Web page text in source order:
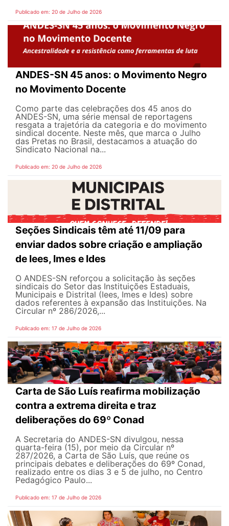
Publicado em: 20 de Julho de 2026
ANDES-SN 45 anos: o Movimento Negro
no Movimento Docente
Como parte das celebrações dos 45 anos do
ANDES-SN, uma série mensal de reportagens
resgata a trajetória da categoria e do movimento
sindical docente. Neste mês, que marca o Julho
das Pretas no Brasil, destacamos a atuação do
Sindicato Nacional na...
Publicado em: 20 de Julho de 2026
Seções Sindicais têm até 11/09 para
enviar dados sobre criação e ampliação
de Iees, Imes e Ides
O ANDES-SN reforçou a solicitação às seções
sindicais do Setor das Instituições Estaduais,
Municipais e Distrital (Iees, Imes e Ides) sobre
dados referentes à expansão das Instituições. Na
Circular nº 286/2026,...
Publicado em: 17 de Julho de 2026
Carta de São Luís reafirma mobilização
contra a extrema direita e traz
deliberações do 69º Conad
A Secretaria do ANDES-SN divulgou, nessa
quarta-feira (15), por meio da Circular nº
287/2026, a Carta de São Luís, que reúne os
principais debates e deliberações do 69º Conad,
realizado entre os dias 3 e 5 de julho, no Centro
Pedagógico Paulo...
Publicado em: 17 de Julho de 2026